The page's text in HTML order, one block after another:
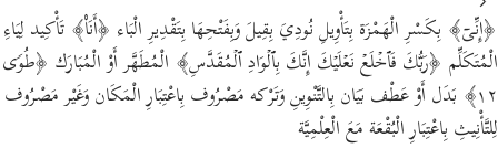
﴿إِنِّیۤ﴾ بِكَسْرِ الْهَمْزَة بِتَأْوِيلِ نُودِيَ بِقِيلَ وَبِفَتْحِهَا بِتَقْدِيرِ الْبَاء ﴿أَنَا۠﴾ تَأْكِيد لِيَاءِ
الْمُتَكَلِّم ﴿رَبُّكَ فَٱخۡلَعۡ نَعۡلَیۡكَ إِنَّكَ بِٱلۡوَادِ ٱلۡمُقَدَّسِ﴾ الْمُطَهَّر أَوْ الْمُبَارَك ﴿طُوࣰى
١٢﴾ بَدَل أَوْ عَطْف بَيَان بِالتَّنْوِينِ وَتَرْكه مَصْرُوف بِاعْتِبَارِ الْمَكَان وَغَيْر مَصْرُوف
لِلتَّأْنِيثِ بِاعْتِبَارِ الْبُقْعَة مَعَ الْعِلْمِيَّة